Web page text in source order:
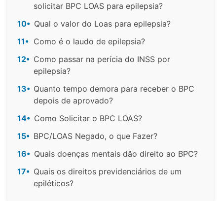
solicitar BPC LOAS para epilepsia?
10• Qual o valor do Loas para epilepsia?
11• Como é o laudo de epilepsia?
12• Como passar na perícia do INSS por
epilepsia?
13• Quanto tempo demora para receber o BPC
depois de aprovado?
14• Como Solicitar o BPC LOAS?
15• BPC/LOAS Negado, o que Fazer?
16• Quais doenças mentais dão direito ao BPC?
17• Quais os direitos previdenciários de um
epiléticos?